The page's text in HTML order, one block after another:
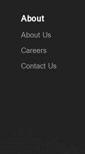
About
About Us
Careers
Contact Us